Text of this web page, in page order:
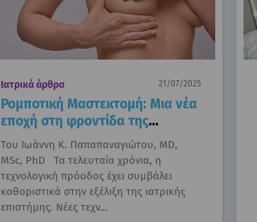
Ιατρικά άρθρα 21/07/2025
Ρομποτική Μαστεκτομή: Μια νέα
εποχή στη φροντίδα της
γυναίκας με καρκίνο του μαστού
Του Ιωάννη Κ. Παπαπαναγιώτου, MD,
MSc, PhD Τα τελευταία χρόνια, η
τεχνολογική πρόοδος έχει συμβάλει
καθοριστικά στην εξέλιξη της ιατρικής
επιστήμης. Νέες τεχν…